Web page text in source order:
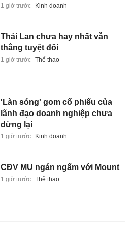
1 giờ trước Kinh doanh
Thái Lan chưa hay nhất vẫn
thắng tuyệt đối
1 giờ trước Thể thao
'Làn sóng' gom cổ phiếu của
lãnh đạo doanh nghiệp chưa
dừng lại
1 giờ trước Kinh doanh
CĐV MU ngán ngẩm với Mount
1 giờ trước Thể thao